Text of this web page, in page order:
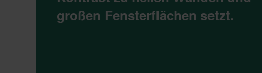
großen Fensterflächen setzt.